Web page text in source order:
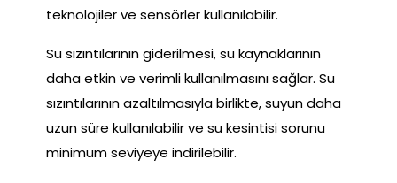
teknolojiler ve sensörler kullanılabilir.
Su sızıntılarının giderilmesi, su kaynaklarının
daha etkin ve verimli kullanılmasını sağlar. Su
sızıntılarının azaltılmasıyla birlikte, suyun daha
uzun süre kullanılabilir ve su kesintisi sorunu
minimum seviyeye indirilebilir.